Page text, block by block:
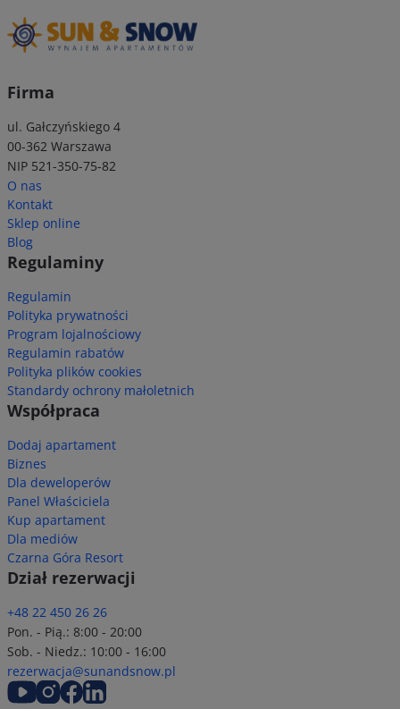
Firma
ul. Gałczyńskiego 4
00-362 Warszawa
NIP 521-350-75-82
O nas
Kontakt
Sklep online
Blog
Regulaminy
Regulamin
Polityka prywatności
Program lojalnościowy
Regulamin rabatów
Polityka plików cookies
Standardy ochrony małoletnich
Współpraca
Dodaj apartament
Biznes
Dla deweloperów
Panel Właściciela
Kup apartament
Dla mediów
Czarna Góra Resort
Dział rezerwacji
+48 22 450 26 26
Pon. - Pią.: 8:00 - 20:00
Sob. - Niedz.: 10:00 - 16:00
rezerwacja@sunandsnow.pl